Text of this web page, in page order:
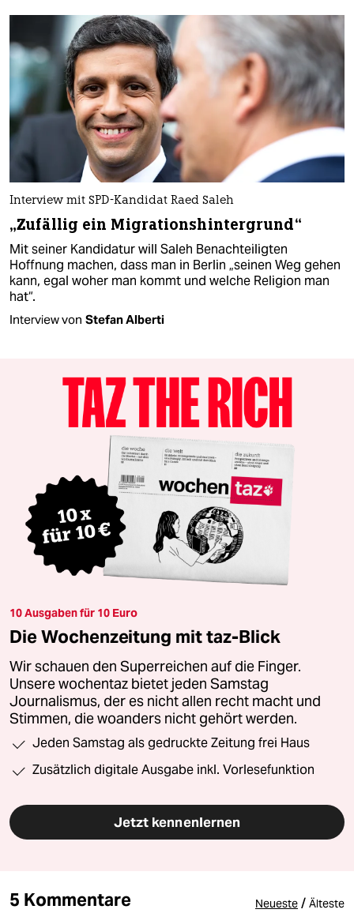
Interview mit SPD-Kandidat Raed Saleh
„Zufällig ein Migrationshintergrund“
Mit seiner Kandidatur will Saleh Benachteiligten
Hoffnung machen, dass man in Berlin „seinen Weg gehen
kann, egal woher man kommt und welche Religion man
hat“.
Interview von Stefan Alberti
10 Ausgaben für 10 Euro
Die Wochenzeitung mit taz-Blick
Wir schauen den Superreichen auf die Finger.
Unsere wochentaz bietet jeden Samstag
Journalismus, der es nicht allen recht macht und
Stimmen, die woanders nicht gehört werden.
Jeden Samstag als gedruckte Zeitung frei Haus
Zusätzlich digitale Ausgabe inkl. Vorlesefunktion
Jetzt kennenlernen
5 Kommentare Neueste / Älteste